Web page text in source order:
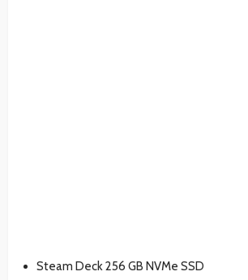
Steam Deck 256 GB NVMe SSD